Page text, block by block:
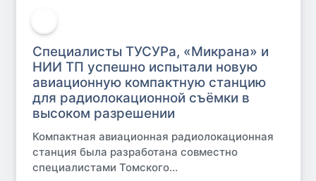
Специалисты ТУСУРа, «Микрана» и
НИИ ТП успешно испытали новую
авиационную компактную станцию
для радиолокационной съёмки в
высоком разрешении
Компактная авиационная радиолокационная
станция была разработана совместно
специалистами Томского...